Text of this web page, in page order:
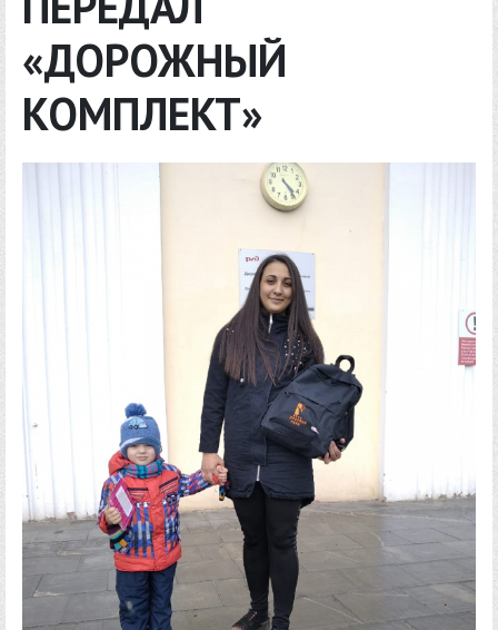
«ДОРОЖНЫЙ
КОМПЛЕКТ»